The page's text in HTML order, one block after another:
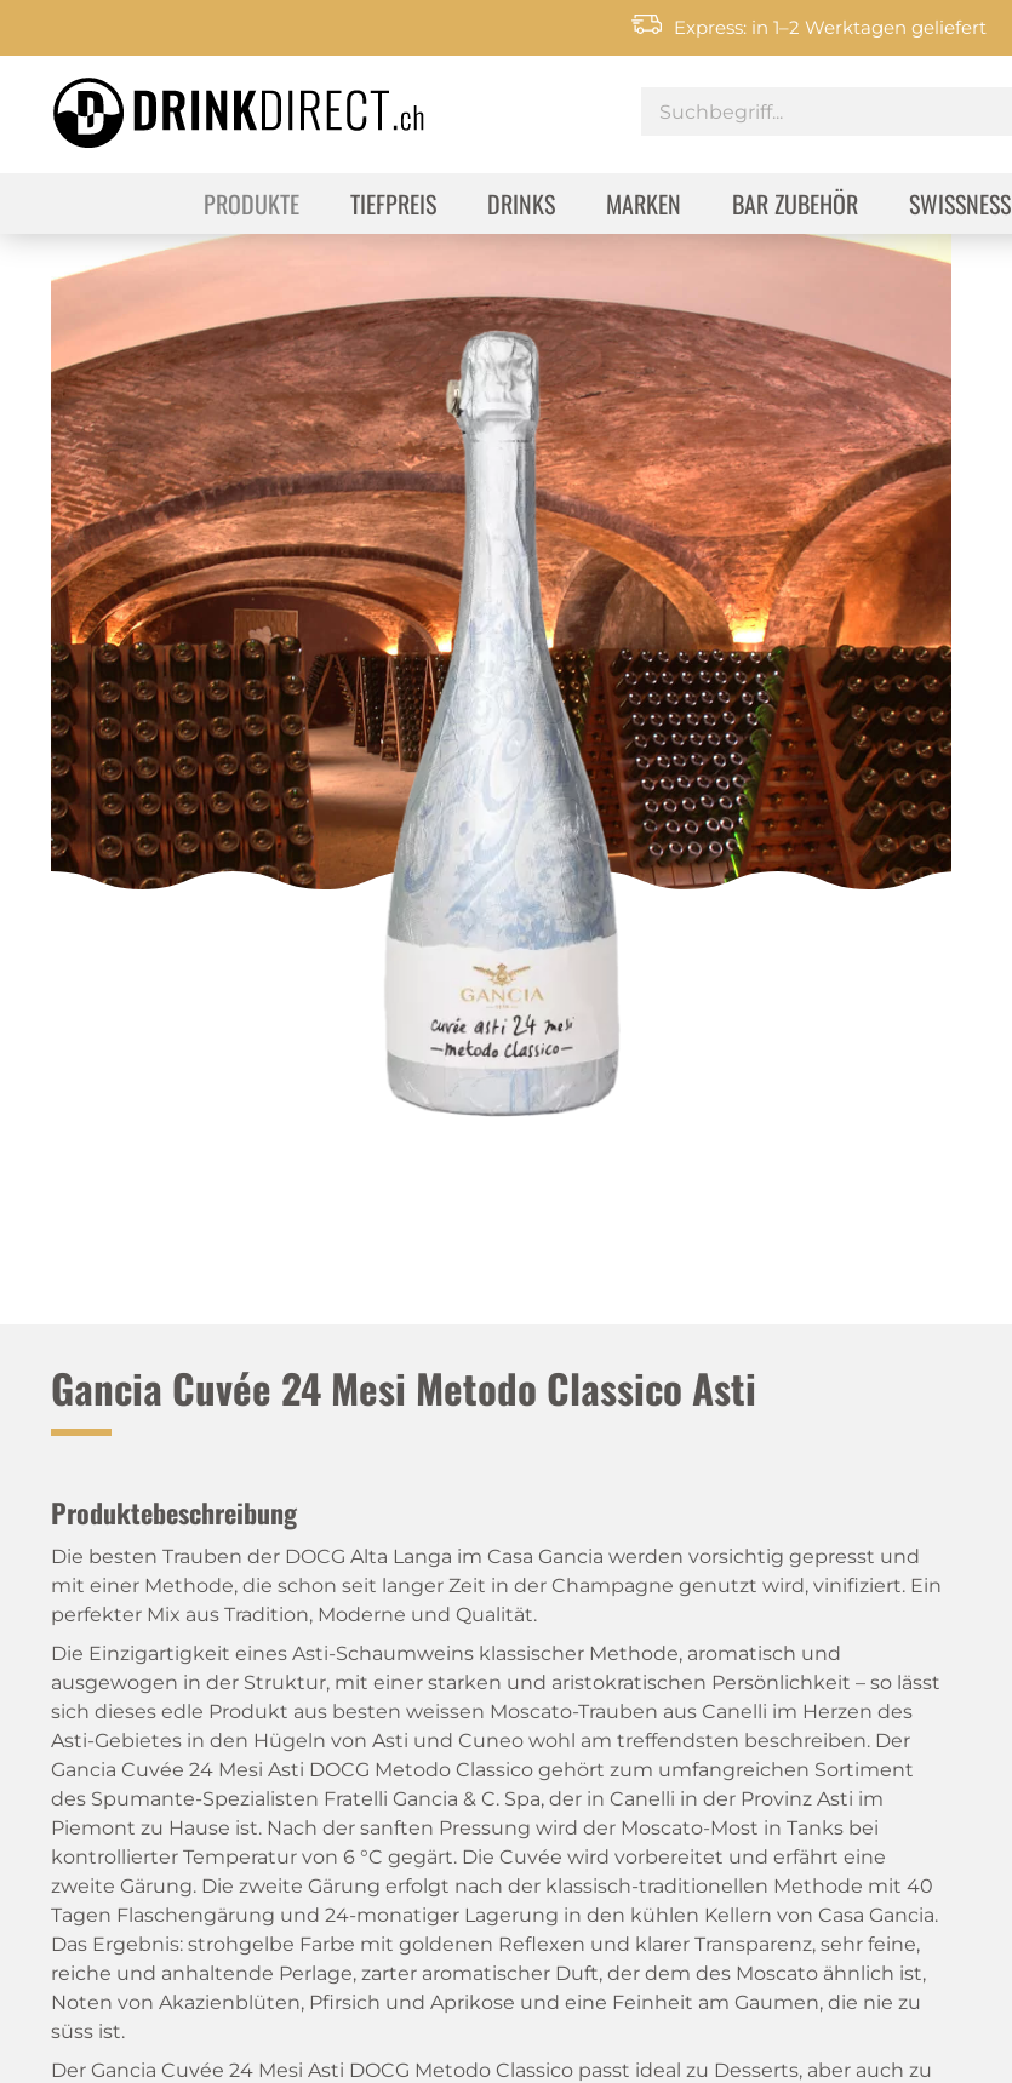
Express: in 1–2 Werktagen geliefert
PRODUKTE TIEFPREIS DRINKS MARKEN BAR ZUBEHÖR SWISSNESS
Gancia Cuvée 24 Mesi Metodo Classico Asti
Produktebeschreibung
Die besten Trauben der DOCG Alta Langa im Casa Gancia werden vorsichtig gepresst und
mit einer Methode, die schon seit langer Zeit in der Champagne genutzt wird, vinifiziert. Ein
perfekter Mix aus Tradition, Moderne und Qualität.
Die Einzigartigkeit eines Asti-Schaumweins klassischer Methode, aromatisch und
ausgewogen in der Struktur, mit einer starken und aristokratischen Persönlichkeit – so lässt
sich dieses edle Produkt aus besten weissen Moscato-Trauben aus Canelli im Herzen des
Asti-Gebietes in den Hügeln von Asti und Cuneo wohl am treffendsten beschreiben. Der
Gancia Cuvée 24 Mesi Asti DOCG Metodo Classico gehört zum umfangreichen Sortiment
des Spumante-Spezialisten Fratelli Gancia & C. Spa, der in Canelli in der Provinz Asti im
Piemont zu Hause ist. Nach der sanften Pressung wird der Moscato-Most in Tanks bei
kontrollierter Temperatur von 6 °C gegärt. Die Cuvée wird vorbereitet und erfährt eine
zweite Gärung. Die zweite Gärung erfolgt nach der klassisch-traditionellen Methode mit 40
Tagen Flaschengärung und 24-monatiger Lagerung in den kühlen Kellern von Casa Gancia.
Das Ergebnis: strohgelbe Farbe mit goldenen Reflexen und klarer Transparenz, sehr feine,
reiche und anhaltende Perlage, zarter aromatischer Duft, der dem des Moscato ähnlich ist,
Noten von Akazienblüten, Pfirsich und Aprikose und eine Feinheit am Gaumen, die nie zu
süss ist.
Der Gancia Cuvée 24 Mesi Asti DOCG Metodo Classico passt ideal zu Desserts, aber auch zu